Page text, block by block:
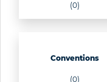
(0)
Conventions
(0)